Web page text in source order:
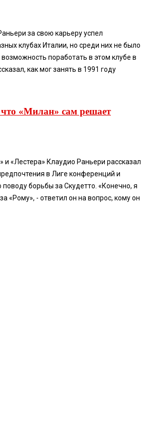
за свою карьеру успел
клубах Италии, но среди них не было
поработать в этом клубе в
как мог занять в 1991 году
что «Милан» сам решает
«Лестера» Клаудио Раньери рассказал
в Лиге конференций и
борьбы за Скудетто. «Конечно, я
«Рому», - ответил он на вопрос, кому он